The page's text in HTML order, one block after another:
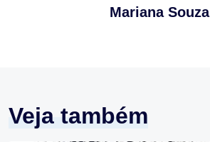
Mariana Souza
Veja também